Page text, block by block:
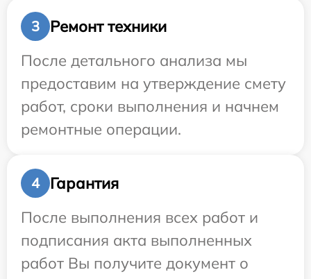
3
Ремонт техники
После детального анализа мы
предоставим на утверждение смету
работ, сроки выполнения и начнем
ремонтные операции.
4
Гарантия
После выполнения всех работ и
подписания акта выполненных
работ Вы получите документ о